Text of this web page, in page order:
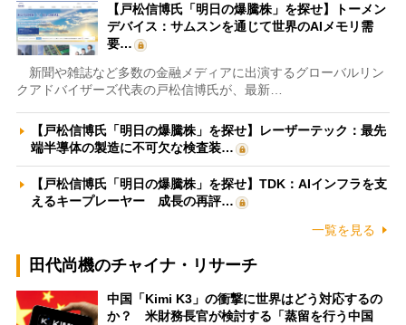
【戸松信博氏「明日の爆騰株」を探せ】トーメン
デバイス：サムスンを通じて世界のAIメモリ需
要…
新聞や雑誌など多数の金融メディアに出演するグローバルリン
クアドバイザーズ代表の戸松信博氏が、最新…
【戸松信博氏「明日の爆騰株」を探せ】レーザーテック：最先
端半導体の製造に不可欠な検査装…
【戸松信博氏「明日の爆騰株」を探せ】TDK：AIインフラを支
えるキープレーヤー 成長の再評…
一覧を見る
田代尚機のチャイナ・リサーチ
中国「Kimi K3」の衝撃に世界はどう対応するの
か？ 米財務長官が検討する「蒸留を行う中国